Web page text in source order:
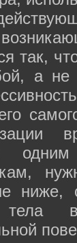
так,
а не
ниже,
в